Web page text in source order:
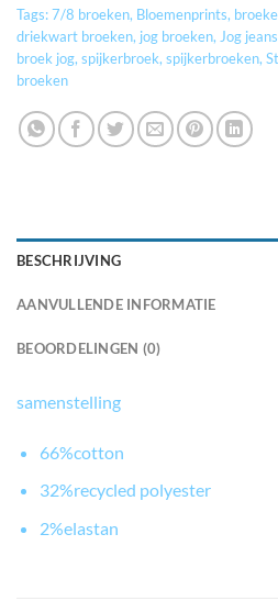
Tags:7/8 broeken, Bloemenprints,
driekwart broeken, jog broeken, Jog jeans
broek jog, spijkerbroek, spijkerbroeken,
broeken
BESCHRIJVING
AANVULLENDE INFORMATIE
BEOORDELINGEN (0)
samenstelling
66%cotton
32%recycled polyester
2%elastan